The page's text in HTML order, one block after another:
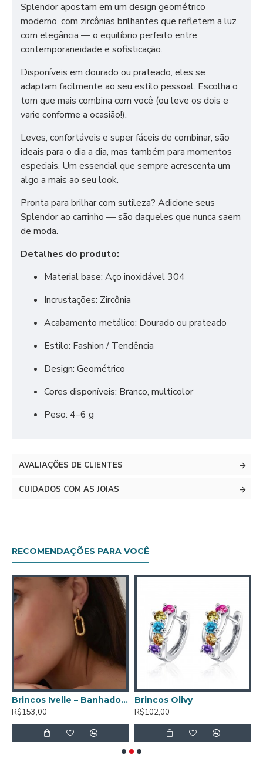
Splendor apostam em um design geométrico
moderno, com zircônias brilhantes que refletem a luz
com elegância — o equilíbrio perfeito entre
contemporaneidade e sofisticação.
Disponíveis em dourado ou prateado, eles se
adaptam facilmente ao seu estilo pessoal. Escolha o
tom que mais combina com você (ou leve os dois e
varie conforme a ocasião!).
Leves, confortáveis e super fáceis de combinar, são
ideais para o dia a dia, mas também para momentos
especiais. Um essencial que sempre acrescenta um
algo a mais ao seu look.
Pronta para brilhar com sutileza? Adicione seus
Splendor ao carrinho — são daqueles que nunca saem
de moda.
Detalhes do produto:
Material base: Aço inoxidável 304
Incrustações: Zircônia
Acabamento metálico: Dourado ou prateado
Estilo: Fashion / Tendência
Design: Geométrico
Cores disponíveis: Branco, multicolor
Peso: 4–6 g
AVALIAÇÕES DE CLIENTES
CUIDADOS COM AS JOIAS
RECOMENDAÇÕES PARA VOCÊ
Brincos Ivelle – Banhados a Ouro de 18K
R$153,00
Brincos Olivy
R$102,00